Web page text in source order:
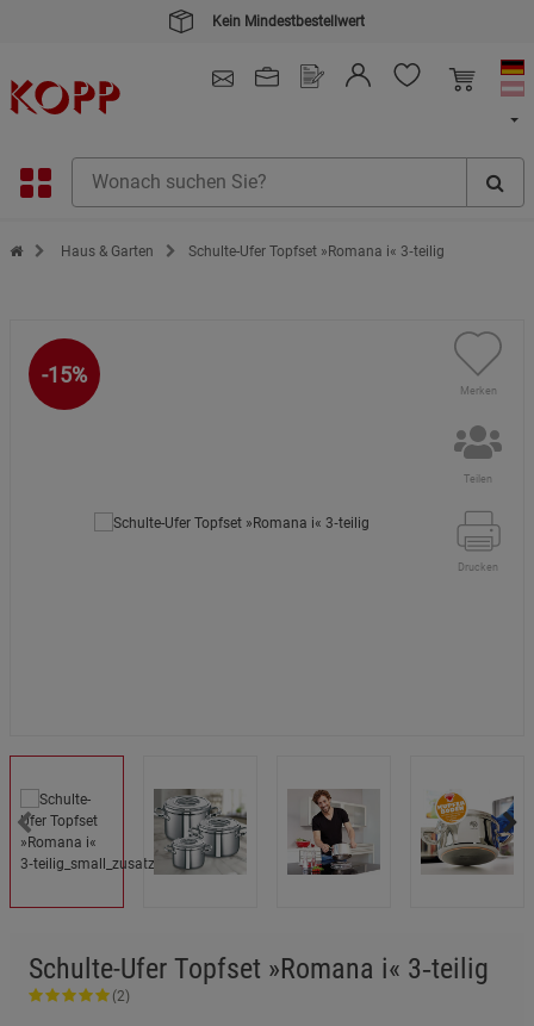
Kein Mindestbestellwert
Zur Startseite des Kopp Verlag Online-Shop
Haus & Garten Schulte-Ufer Topfset »Romana i« 3‑teilig
-15%
Merken
Teilen
Drucken
Schulte-Ufer Topfset »Romana i« 3‑teilig
(2)